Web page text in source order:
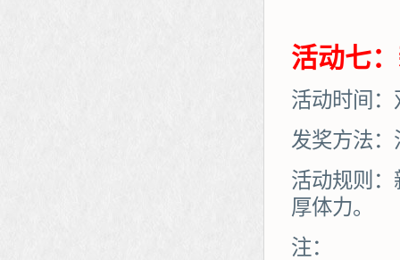
活动七
活动时间
发奖方法
活动规则
厚体力。
注：